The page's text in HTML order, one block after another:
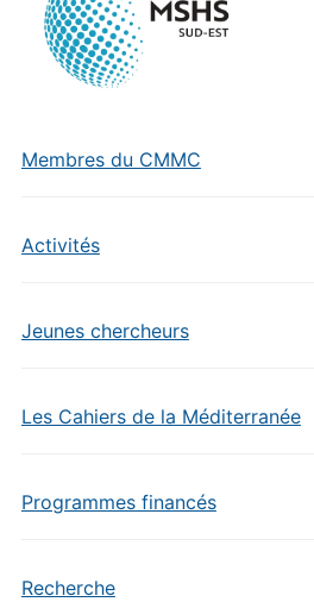
Membres du CMMC
Activités
Jeunes chercheurs
Les Cahiers de la Méditerranée
Programmes financés
Recherche